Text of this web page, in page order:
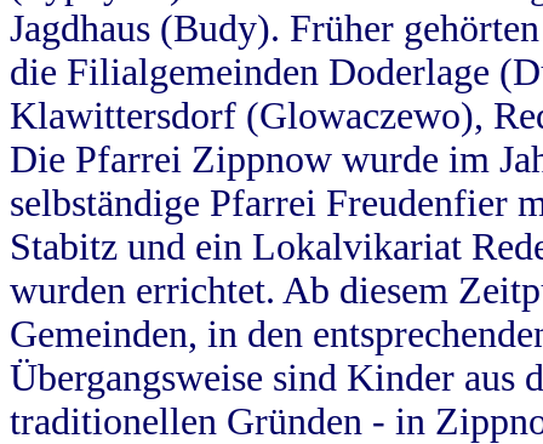
Jagdhaus (Budy). Früher
die Filialgemeinden Doderlage
Klawittersdorf (Glowaczewo),
Die Pfarrei Zippnow wurde im
selbständige Pfarrei Freudenfier
Stabitz und ein Lokalvikariat
wurden errichtet. Ab diesem
Gemeinden, in den
Übergangsweise sind Kinder aus
traditionellen Gründen - in